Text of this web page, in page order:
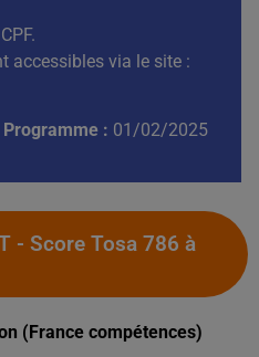
accessibles via le site :
: 01/02/2025
- Score Tosa 786 à
(France compétences)